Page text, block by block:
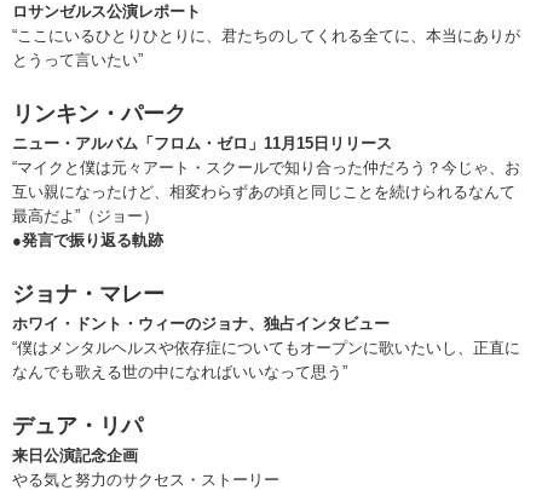
ロサンゼルス公演レポート
“ここにいるひとりひとりに、君たちのしてくれる全てに、本当にありが
とうって言いたい”
リンキン・パーク
ニュー・アルバム「フロム・ゼロ」11月15日リリース
“マイクと僕は元々アート・スクールで知り合った仲だろう？今じゃ、お
互い親になったけど、相変わらずあの頃と同じことを続けられるなんて
最高だよ”（ジョー）
●発言で振り返る軌跡
ジョナ・マレー
ホワイ・ドント・ウィーのジョナ、独占インタビュー
“僕はメンタルヘルスや依存症についてもオープンに歌いたいし、正直に
なんでも歌える世の中になればいいなって思う”
デュア・リパ
来日公演記念企画
やる気と努力のサクセス・ストーリー